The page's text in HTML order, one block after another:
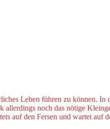
Leben führen zu können. In
allerdings noch das nötige
auf den Fersen und wartet auf